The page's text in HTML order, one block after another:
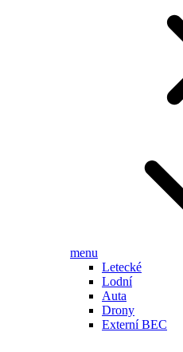
menu
Letecké
Lodní
Auta
Drony
Externí BEC